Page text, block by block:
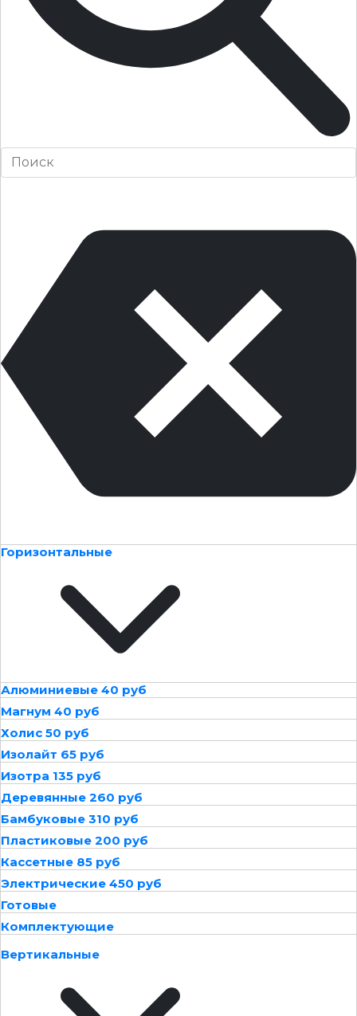
Горизонтальные
Алюминиевые 40 руб
Магнум 40 руб
Холис 50 руб
Изолайт 65 руб
Изотра 135 руб
Деревянные 260 руб
Бамбуковые 310 руб
Пластиковые 200 руб
Кассетные 85 руб
Электрические 450 руб
Готовые
Комплектующие
Вертикальные